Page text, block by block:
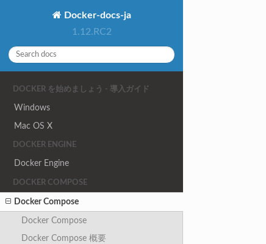
Docker-docs-ja
1.12.RC2
DOCKER を始めましょう - 導入ガイド
Windows
Mac OS X
DOCKER ENGINE
Docker Engine
DOCKER COMPOSE
Docker Compose
Docker Compose
Docker Compose 概要